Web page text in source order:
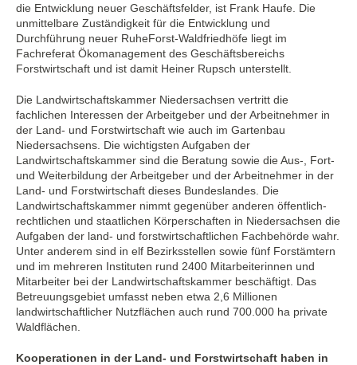
die Entwicklung neuer Geschäftsfelder, ist Frank Haufe. Die
unmittelbare Zuständigkeit für die Entwicklung und
Durchführung neuer RuheForst-Waldfriedhöfe liegt im
Fachreferat Ökomanagement des Geschäftsbereichs
Forstwirtschaft und ist damit Heiner Rupsch unterstellt.
Die Landwirtschaftskammer Niedersachsen vertritt die
fachlichen Interessen der Arbeitgeber und der Arbeitnehmer in
der Land- und Forstwirtschaft wie auch im Gartenbau
Niedersachsens. Die wichtigsten Aufgaben der
Landwirtschaftskammer sind die Beratung sowie die Aus-, Fort-
und Weiterbildung der Arbeitgeber und der Arbeitnehmer in der
Land- und Forstwirtschaft dieses Bundeslandes. Die
Landwirtschaftskammer nimmt gegenüber anderen öffentlich-
rechtlichen und staatlichen Körperschaften in Niedersachsen die
Aufgaben der land- und forstwirtschaftlichen Fachbehörde wahr.
Unter anderem sind in elf Bezirksstellen sowie fünf Forstämtern
und im mehreren Instituten rund 2400 Mitarbeiterinnen und
Mitarbeiter bei der Landwirtschaftskammer beschäftigt. Das
Betreuungsgebiet umfasst neben etwa 2,6 Millionen
landwirtschaftlicher Nutzflächen auch rund 700.000 ha private
Waldflächen.
Kooperationen in der Land- und Forstwirtschaft haben in